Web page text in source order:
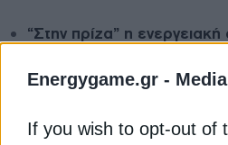
Energygame.gr -
If you wish to opt-out of
“Στην πρίζα” η
μπαίνουν στην πρίζα έως